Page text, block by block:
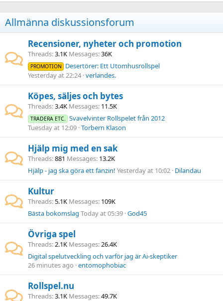
Allmänna diskussionsforum
Recensioner, nyheter och promotion
Threads 3.1K Messages 36K
PROMOTION
Desertörer: Ett Utomhusrollspel
Yesterday at 22:24 verlandes.
Köpes, säljes och bytes
Threads 3.4K Messages 11.5K
TRADERA ETC. Svavelvinter Rollspelet från 2012
Tuesday at 12:09 Torbern Klason
Hjälp mig med en sak
Threads 881 Messages 13.2K
Hjälp - jag ska göra ett fanzin! Yesterday at 10:02 Dilandau
Kultur
Threads 5.1K Messages 109K
Bästa bokomslag Today at 05:39 God45
Övriga spel
Threads 2.1K Messages 26.4K
Digital spelutveckling och varför jag är Ai-skeptiker
26 minutes ago entomophobiac
Rollspel.nu
Threads 3.1K Messages 49.7K